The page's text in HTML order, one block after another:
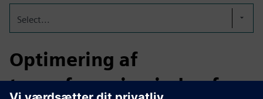
Select...
Optimering af
termoformning inden for